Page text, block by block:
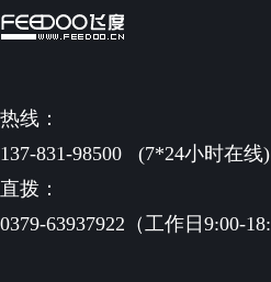
热线：
137-831-98500
(7*24小时在线)
直拨：
0379-63937922（工作日9:00-